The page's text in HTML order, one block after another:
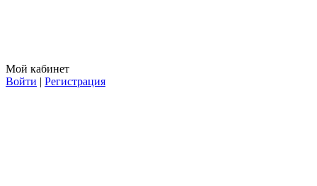
Мой кабинет
Войти | Регистрация